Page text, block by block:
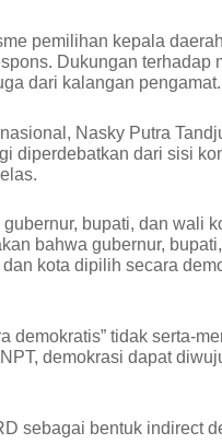
pemilihan kepala
Dukungan
dari kalangan pengamat.
Nasky Putra
diperdebatkan dari sisi
bupati, dan wali
bahwa gubernur,
kota dipilih secara
demokratis” tidak serta-
demokrasi dapat
sebagai bentuk indirect